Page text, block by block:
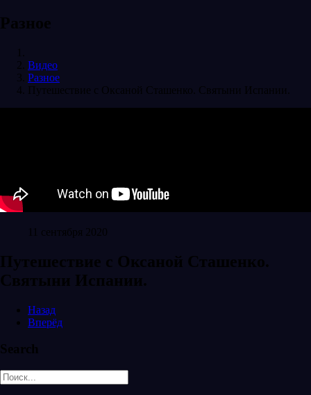
Разное
Видео
Разное
Путешествие с Оксаной Сташенко. Святыни Испании.
11 сентября 2020
Путешествие с Оксаной Сташенко.
Святыни Испании.
Назад
Вперёд
Search